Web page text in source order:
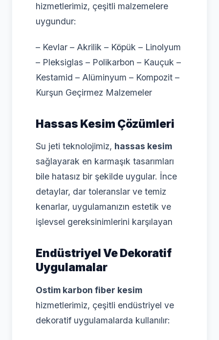
hizmetlerimiz, çeşitli malzemelere
uygundur:
– Kevlar – Akrilik – Köpük – Linolyum
– Pleksiglas – Polikarbon – Kauçuk –
Kestamid – Alüminyum – Kompozit –
Kurşun Geçirmez Malzemeler
Hassas Kesim Çözümleri
Su jeti teknolojimiz, hassas kesim
sağlayarak en karmaşık tasarımları
bile hatasız bir şekilde uygular. İnce
detaylar, dar toleranslar ve temiz
kenarlar, uygulamanızın estetik ve
işlevsel gereksinimlerini karşılayan
Endüstriyel Ve Dekoratif
Uygulamalar
Ostim karbon fiber kesim
hizmetlerimiz, çeşitli endüstriyel ve
dekoratif uygulamalarda kullanılır: